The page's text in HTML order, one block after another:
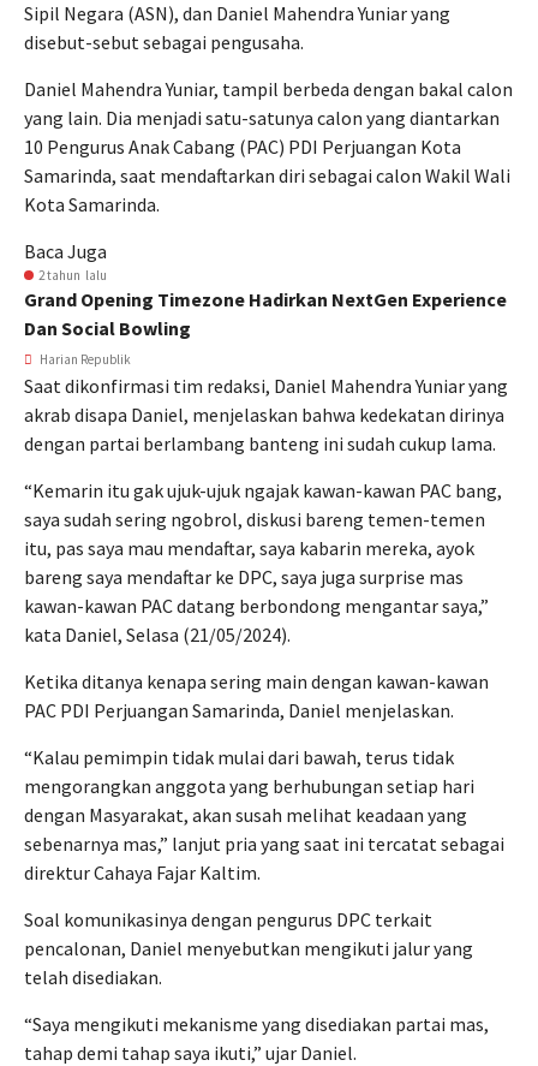
Sipil Negara (ASN), dan Daniel Mahendra Yuniar yang
disebut-sebut sebagai pengusaha.
Daniel Mahendra Yuniar, tampil berbeda dengan bakal calon
yang lain. Dia menjadi satu-satunya calon yang diantarkan
10 Pengurus Anak Cabang (PAC) PDI Perjuangan Kota
Samarinda, saat mendaftarkan diri sebagai calon Wakil Wali
Kota Samarinda.
Baca Juga
2 tahun lalu
Grand Opening Timezone Hadirkan NextGen Experience
Dan Social Bowling
Harian Republik
Saat dikonfirmasi tim redaksi, Daniel Mahendra Yuniar yang
akrab disapa Daniel, menjelaskan bahwa kedekatan dirinya
dengan partai berlambang banteng ini sudah cukup lama.
“Kemarin itu gak ujuk-ujuk ngajak kawan-kawan PAC bang,
saya sudah sering ngobrol, diskusi bareng temen-temen
itu, pas saya mau mendaftar, saya kabarin mereka, ayok
bareng saya mendaftar ke DPC, saya juga surprise mas
kawan-kawan PAC datang berbondong mengantar saya,”
kata Daniel, Selasa (21/05/2024).
Ketika ditanya kenapa sering main dengan kawan-kawan
PAC PDI Perjuangan Samarinda, Daniel menjelaskan.
“Kalau pemimpin tidak mulai dari bawah, terus tidak
mengorangkan anggota yang berhubungan setiap hari
dengan Masyarakat, akan susah melihat keadaan yang
sebenarnya mas,” lanjut pria yang saat ini tercatat sebagai
direktur Cahaya Fajar Kaltim.
Soal komunikasinya dengan pengurus DPC terkait
pencalonan, Daniel menyebutkan mengikuti jalur yang
telah disediakan.
“Saya mengikuti mekanisme yang disediakan partai mas,
tahap demi tahap saya ikuti,” ujar Daniel.